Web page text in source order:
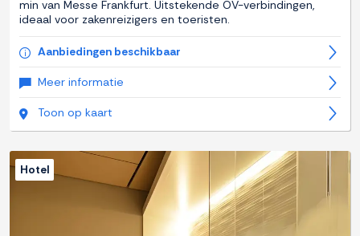
min van Messe Frankfurt. Uitstekende OV-verbindingen,
ideaal voor zakenreizigers en toeristen.
Aanbiedingen beschikbaar
Meer informatie
Toon op kaart
Hotel